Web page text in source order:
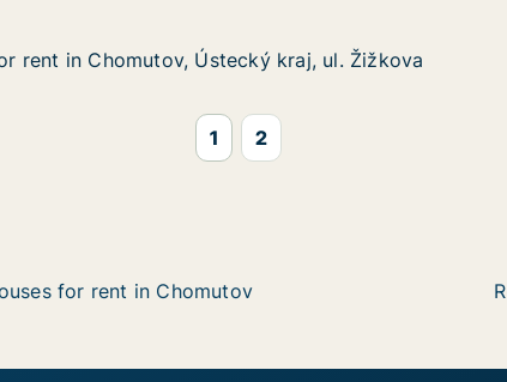
kraj, ul. ŽižkovaÚstecký kraj, ul. Žižkova
rent in Chomutov, Ústecký kraj, ul. Žižkova
rent in Chomutov, Ústecký kraj, ul. Žižkova
1 2
for rent in Chomutov